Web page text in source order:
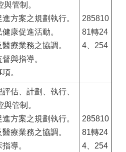
管制。
方案之規劃執行。
康促進活動。
療業務之協調。
與指導。
。
285810
81轉24
4、254
估、計劃、執行、
管制。
方案之規劃執行。
療業務之協調。
導。
285810
81轉24
4、254